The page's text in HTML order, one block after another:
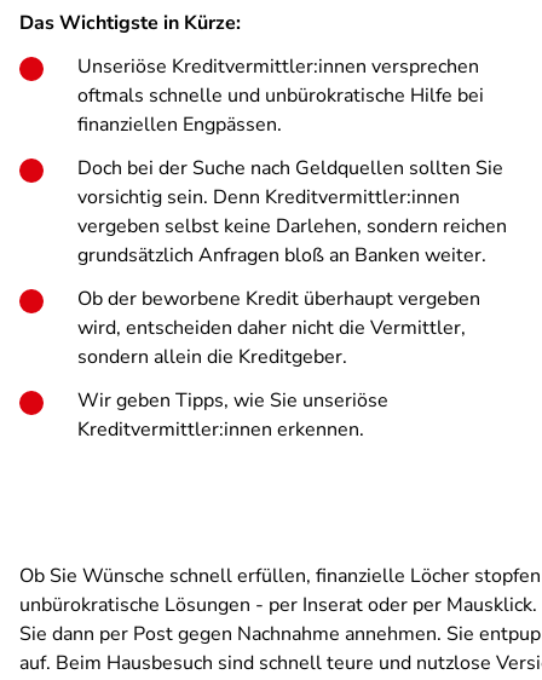
Das Wichtigste in Kürze:
Unseriöse Kreditvermittler:innen versprechen
oftmals schnelle und unbürokratische Hilfe bei
finanziellen Engpässen.
Doch bei der Suche nach Geldquellen sollten Sie
vorsichtig sein. Denn Kreditvermittler:innen
vergeben selbst keine Darlehen, sondern reichen
grundsätzlich Anfragen bloß an Banken weiter.
Ob der beworbene Kredit überhaupt vergeben
wird, entscheiden daher nicht die Vermittler,
sondern allein die Kreditgeber.
Wir geben Tipps, wie Sie unseriöse
Kreditvermittler:innen erkennen.
Ob Sie Wünsche schnell erfüllen, finanzielle Löcher
unbürokratische Lösungen - per Inserat oder per
Sie dann per Post gegen Nachnahme annehmen. Sie
auf. Beim Hausbesuch sind schnell teure und nutzlose